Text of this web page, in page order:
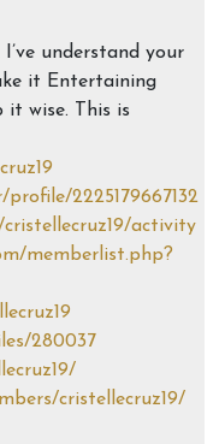
understand your
it Entertaining
wise. This is
2225179667132
activity
memberlist.php?
280037
cristellecruz19/